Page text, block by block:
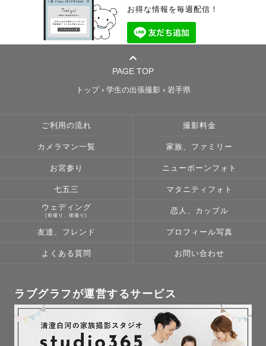
お得な情報を毎週配信！
PAGE TOP
トップ› 学生の出張撮影 › 岩手県
ご利用の流れ 撮影料金
カメラマン一覧 家族、ファミリー
お宮参り ニューボーンフォト
七五三 マタニティフォト
ウェディング
(前撮り、後撮り)
恋人、カップル
友達、フレンド プロフィール写真
よくある質問 お問い合わせ
ラブグラフが運営するサービス